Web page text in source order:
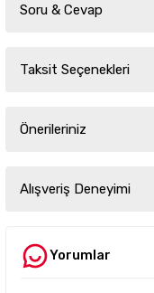
Soru & Cevap
Ürün
Taksit Seçenekleri
Önerileriniz
yetersiz gördüğünüz
iletebilirsiniz.
Ürün resmi kalitesiz,
Alışveriş Deneyimi
Yorumlar